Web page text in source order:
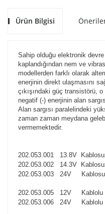
Ürün Bilgisi
Sahip olduğu elektronik
kaplandığından nem ve
modellerden farklı olarak
enerjinin direkt ulaşmasını
çıkışındaki güç transistörü,
negatif (-) enerjinin alan
Alan sargısı paralelindeki
zaman zaman meydana
vermemektedir.
202.053.001 13.8V
202.053.002 14.3V
202.053.003 24V
202.053.005 12V Kablolu
202.053.006 24V Kablolu